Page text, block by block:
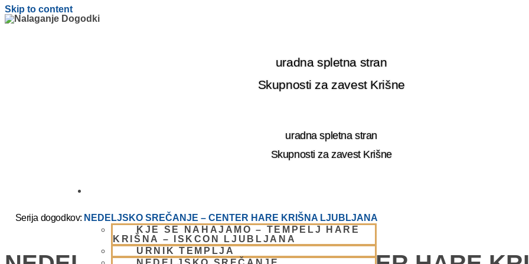
Skip to content
uradna spletna stran
Skupnosti za zavest Krišne
uradna spletna stran
Skupnosti za zavest Krišne
KJE SE NAHAJAMO – TEMPELJ HARE
KRIŠNA – ISKCON LJUBLJANA
URNIK TEMPLJA
Serija dogodkov: NEDELJSKO SREČANJE – CENTER HARE KRIŠNA LJUBLJANA